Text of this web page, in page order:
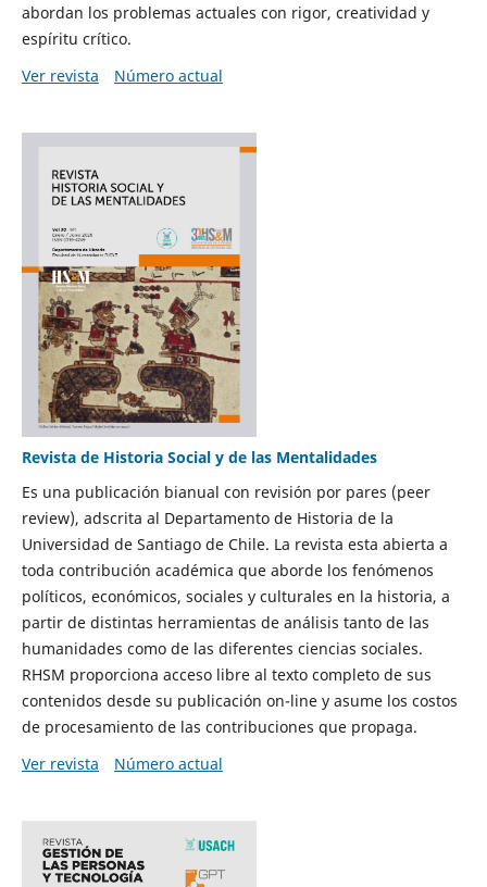
abordan los problemas actuales con rigor, creatividad y
espíritu crítico.
Ver revista
Número actual
Revista de Historia Social y de las Mentalidades
Es una publicación bianual con revisión por pares (peer
review), adscrita al Departamento de Historia de la
Universidad de Santiago de Chile. La revista esta abierta a
toda contribución académica que aborde los fenómenos
políticos, económicos, sociales y culturales en la historia, a
partir de distintas herramientas de análisis tanto de las
humanidades como de las diferentes ciencias sociales.
RHSM proporciona acceso libre al texto completo de sus
contenidos desde su publicación on-line y asume los costos
de procesamiento de las contribuciones que propaga.
Ver revista
Número actual